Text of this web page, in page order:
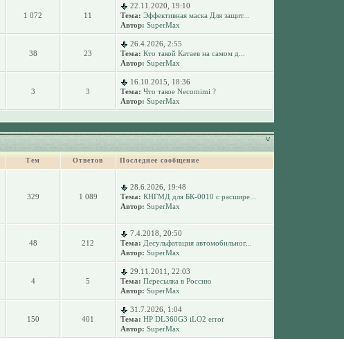
1 072 11
22.11.2020, 19:10
Тема: Эффективная маска Для защит...
Автор: SuperMax
38 23
26.4.2026, 2:55
Тема: Кто такой Катаев на самом д...
Автор: SuperMax
3 3
16.10.2015, 18:36
Тема: Что такое Necomimi ?
Автор: SuperMax
Тем Ответов Последнее сообщение
329 1 089
28.6.2026, 19:48
Тема: КНГМД для БК-0010 с расшире...
Автор: SuperMax
48 212
7.4.2018, 20:50
Тема: Десульфатация автомобильног...
Автор: SuperMax
4 5
29.11.2011, 22:03
Тема: Пересылка в Россию
Автор: SuperMax
150 401
31.7.2026, 1:04
Тема: HP DL360G3 iLO2 error
Автор: SuperMax